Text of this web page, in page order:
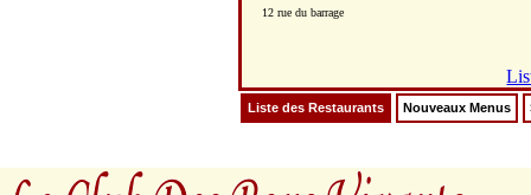
12 rue du barrage
Liste des Restaurants Nouveaux Menus